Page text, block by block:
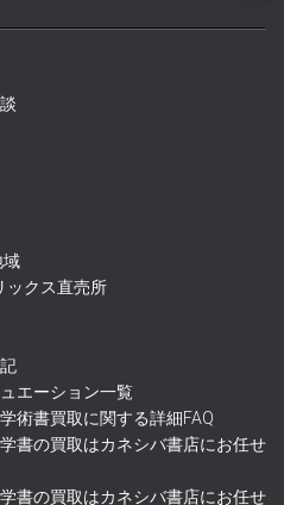
域
ックス直売所
エーション一覧
術書買取に関する詳細FAQ
書の買取はカネシバ書店にお任せ
書の買取はカネシバ書店にお任せ